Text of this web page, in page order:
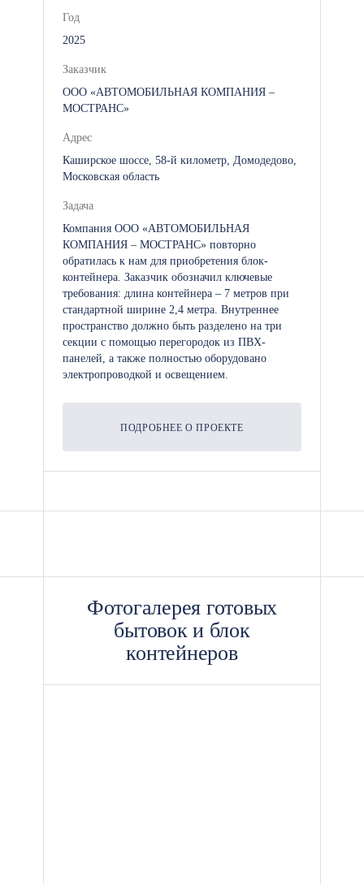
Год
2025
Заказчик
ООО «АВТОМОБИЛЬНАЯ КОМПАНИЯ –
МОСТРАНС»
Адрес
Каширское шоссе, 58-й километр, Домодедово,
Московская область
Задача
Компания ООО «АВТОМОБИЛЬНАЯ
КОМПАНИЯ – МОСТРАНС» повторно
обратилась к нам для приобретения блок-
контейнера. Заказчик обозначил ключевые
требования: длина контейнера – 7 метров при
стандартной ширине 2,4 метра. Внутреннее
пространство должно быть разделено на три
секции с помощью перегородок из ПВХ-
панелей, а также полностью оборудовано
электропроводкой и освещением.
ПОДРОБНЕЕ О ПРОЕКТЕ
Фотогалерея готовых
бытовок и блок
контейнеров